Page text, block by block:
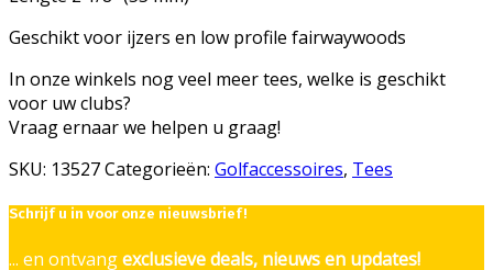
Geschikt voor ijzers en low profile fairwaywoods
In onze winkels nog veel meer tees, welke is geschikt
voor uw clubs?
Vraag ernaar we helpen u graag!
SKU: 13527Categorieën: Golfaccessoires, Tees
Schrijf u in voor onze nieuwsbrief!
... en ontvangexclusieve deals, nieuws en updates!